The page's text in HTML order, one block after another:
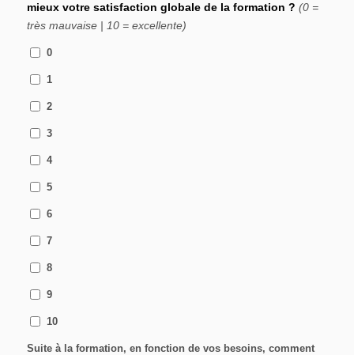
mieux votre satisfaction globale de la formation ? (0 =
très mauvaise | 10 = excellente)
0
1
2
3
4
5
6
7
8
9
10
Suite à la formation, en fonction de vos besoins, comment